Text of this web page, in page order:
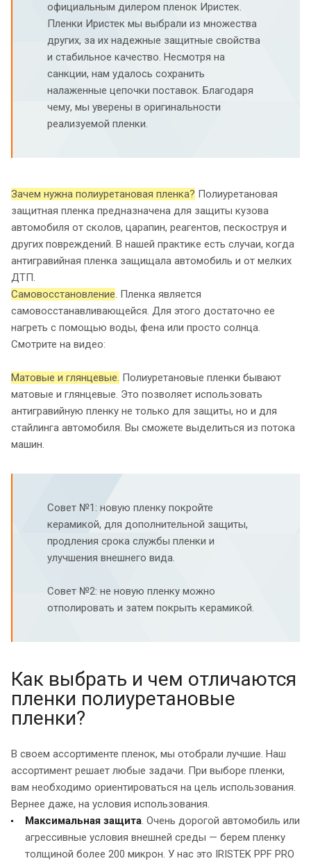
официальным дилером пленок Иристек.
Пленки Иристек мы выбрали из множества
других, за их надежные защитные свойства
и стабильное качество. Несмотря на
санкции, нам удалось сохранить
налаженные цепочки поставок. Благодаря
чему, мы уверены в оригинальности
реализуемой пленки.
Зачем нужна полиуретановая пленка? Полиуретановая
защитная пленка предназначена для защиты кузова
автомобиля от сколов, царапин, реагентов, пескоструя и
других повреждений. В нашей практике есть случаи, когда
антигравийная пленка защищала автомобиль и от мелких
ДТП.
Самовосстановление. Пленка является
самовосстанавливающейся. Для этого достаточно ее
нагреть с помощью воды, фена или просто солнца.
Смотрите на видео:
Матовые и глянцевые. Полиуретановые пленки бывают
матовые и глянцевые. Это позволяет использовать
антигравийную пленку не только для защиты, но и для
стайлинга автомобиля. Вы сможете выделиться из потока
машин.
Совет №1: новую пленку покройте
керамикой, для дополнительной защиты,
продления срока службы пленки и
улучшения внешнего вида.
Совет №2: не новую пленку можно
отполировать и затем покрыть керамикой.
Как выбрать и чем отличаются
пленки полиуретановые
пленки?
В своем ассортименте пленок, мы отобрали лучшие. Наш
ассортимент решает любые задачи. При выборе пленки,
вам необходимо ориентироваться на цель использования.
Вернее даже, на условия использования.
Максимальная защита. Очень дорогой автомобиль или
агрессивные условия внешней среды — берем пленку
толщиной более 200 микрон. У нас это IRISTEK PPF PRO